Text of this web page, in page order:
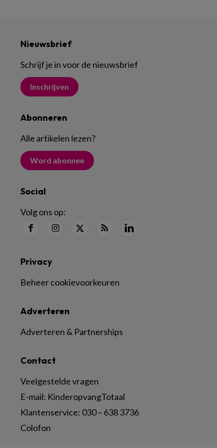
Nieuwsbrief
Schrijf je in voor de nieuwsbrief
Inschrijven
Abonneren
Alle artikelen lezen?
Word abonnee
Social
Volg ons op:
Contact
Veelgestelde vragen
E-mail: KinderopvangTotaal
Klantenservice: 030 – 638 3736
Colofon
Adverteren
Adverteren & Partnerships
Privacy
Beheer cookievoorkeuren